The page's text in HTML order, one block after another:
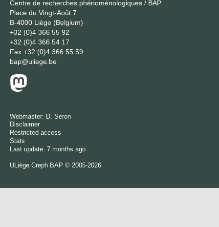
Centre de recherches phénoménologiques / BAP
Place du Vingt-Août 7
B-4000 Liège (Belgium)
+32 (0)4 366 55 92
+32 (0)4 366 54 17
Fax +32 (0)4 366 55 59
bap@uliege.be
Webmaster: D. Seron
Disclaimer
Restricted access
Stats
Last update: 7 months ago
ULiège Creph BAP © 2005-2026